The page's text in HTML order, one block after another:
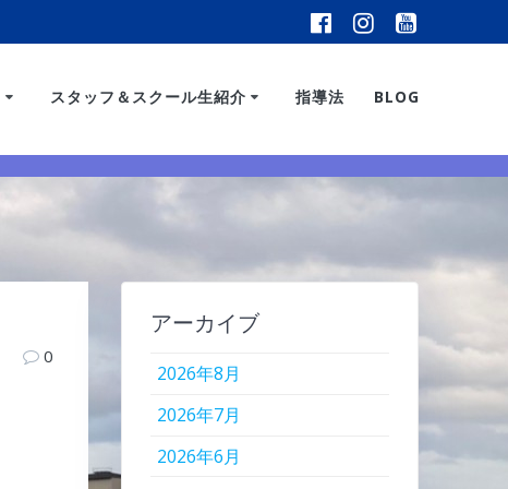
スタッフ＆スクール生紹介 指導法 BLOG
0
アーカイブ
2026年8月
2026年7月
2026年6月